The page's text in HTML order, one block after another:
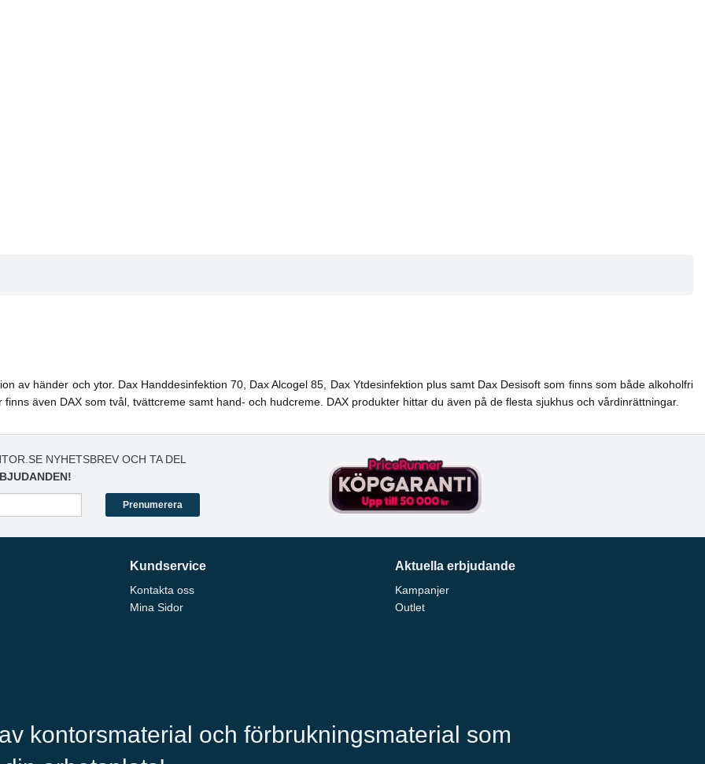
av händer och ytor. Dax Handdesinfektion 70, Dax Alcogel 85, Dax Ytdesinfektion plus samt Dax Desisoft som finns som både alkoholfri
även DAX som tvål, tvättcreme samt hand- och hudcreme. DAX produkter hittar du även på de flesta sjukhus och vårdinrättningar.
NYHETSBREV OCH TA DEL
Prenumerera
Kundservice
Kontakta oss
Mina Sidor
Aktuella erbjudande
Kampanjer
Outlet
kontorsmaterial och förbrukningsmaterial som